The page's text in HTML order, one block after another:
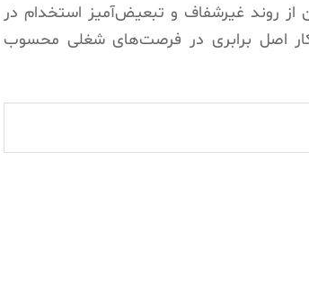
از روند غیرشفاف و تبعیض‌آمیز استخدام در
اصل برابری در فرصت‌های شغلی محسوب